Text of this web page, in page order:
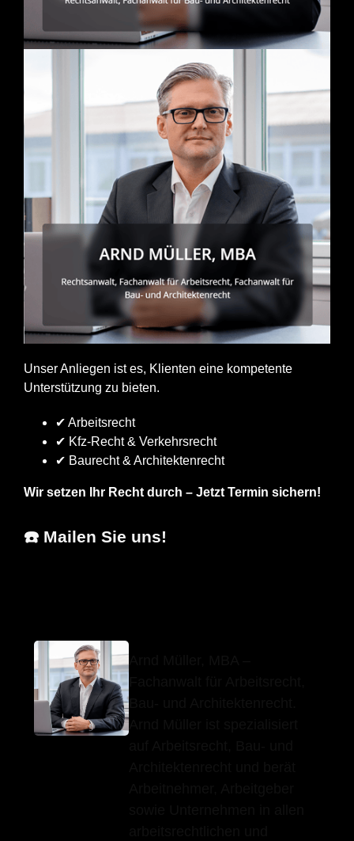
Unser Anliegen ist es, Klienten eine kompetente
Unterstützung zu bieten.
✔ Arbeitsrecht
✔ Kfz-Recht & Verkehrsrecht
✔ Baurecht & Architektenrecht
Wir setzen Ihr Recht durch – Jetzt Termin sichern!
☎️ Mailen Sie uns!